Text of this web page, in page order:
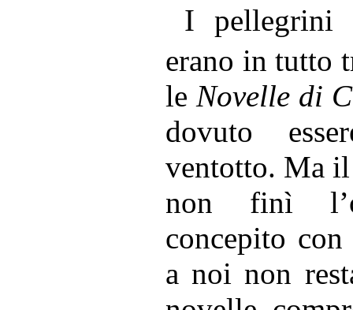
I
erano in tutto
le Novelle di
dovuto
ventotto. Ma
non finì
concepito
a noi non